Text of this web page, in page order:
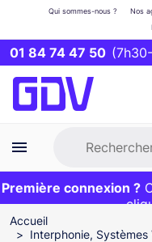
01 84 74 47 50
Qui sommes-nous ? Nos
Première
et livraison 24/48h
connexion ?
EXCLU WEB :
Accueil
Interphonie,